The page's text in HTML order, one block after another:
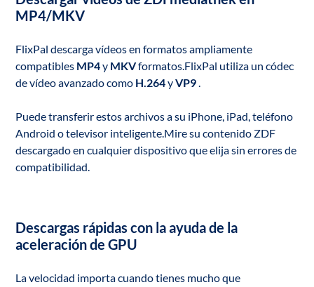
MP4/MKV
FlixPal descarga vídeos en formatos ampliamente
compatibles MP4y MKVformatos.FlixPal utiliza un códec
de vídeo avanzado como H.264yVP9.
Puede transferir estos archivos a su iPhone, iPad, teléfono
Android o televisor inteligente.Mire su contenido ZDF
descargado en cualquier dispositivo que elija sin errores de
compatibilidad.
Descargas rápidas con la ayuda de la
aceleración de GPU
La velocidad importa cuando tienes mucho que